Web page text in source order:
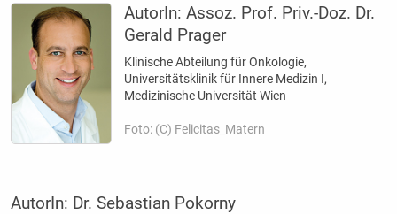
AutorIn:Assoz. Prof. Priv.-Doz. Dr.
Gerald Prager
Klinische Abteilung für Onkologie,
Universitätsklinik für Innere Medizin I,
Medizinische Universität Wien
Foto: (C) Felicitas_Matern
AutorIn: Dr. Sebastian Pokorny